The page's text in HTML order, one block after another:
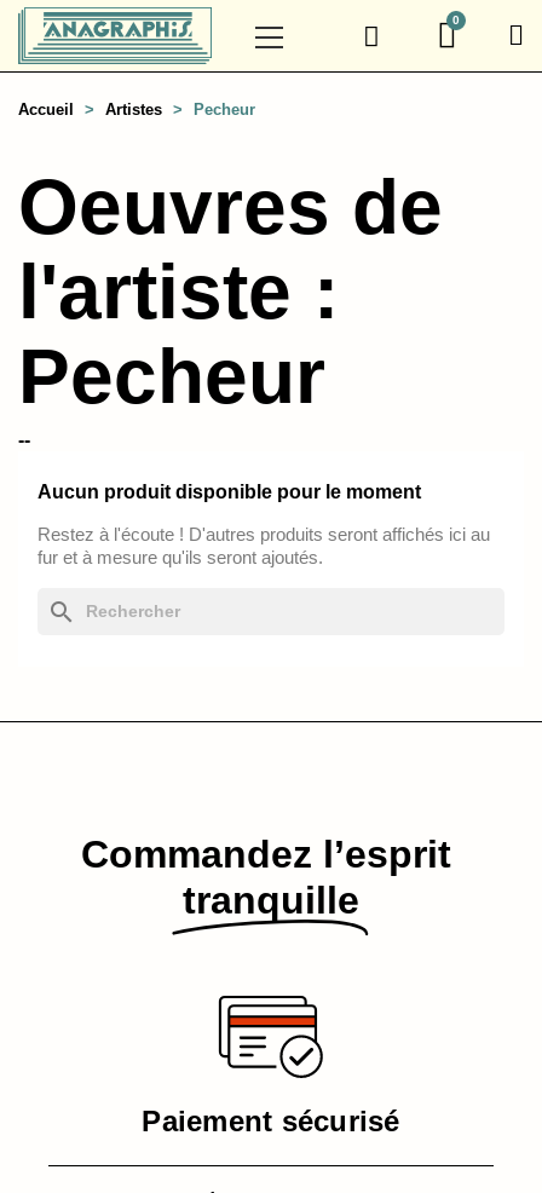
Accueil Artistes Pecheur
Oeuvres de
l'artiste :
Pecheur
--
Aucun produit disponible pour le moment
Restez à l'écoute ! D'autres produits seront affichés ici au
fur et à mesure qu'ils seront ajoutés.
search
Commandez l’esprit​
tranquille
Paiement sécurisé